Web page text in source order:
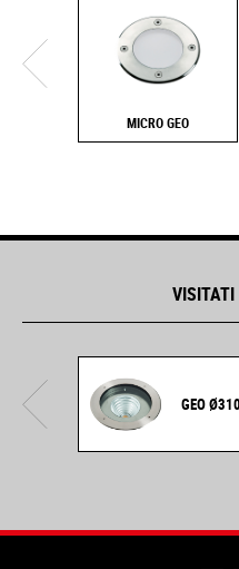
MICRO GEO
VISITATI
GEO Ø310